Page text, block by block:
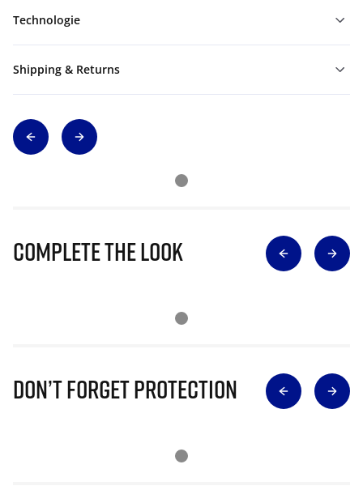
Technologie
Shipping & Returns
Complete The Look
Don’t Forget Protection